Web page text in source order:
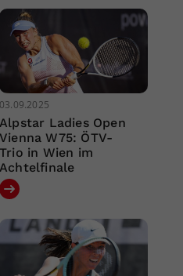
03.09.2025
Alpstar Ladies Open
Vienna W75: ÖTV-
Trio in Wien im
Achtelfinale